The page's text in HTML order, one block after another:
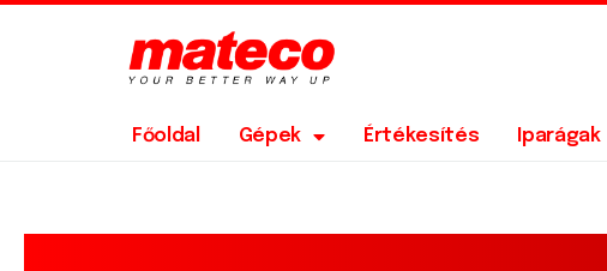
Főoldal Gépek Értékesítés Iparágak